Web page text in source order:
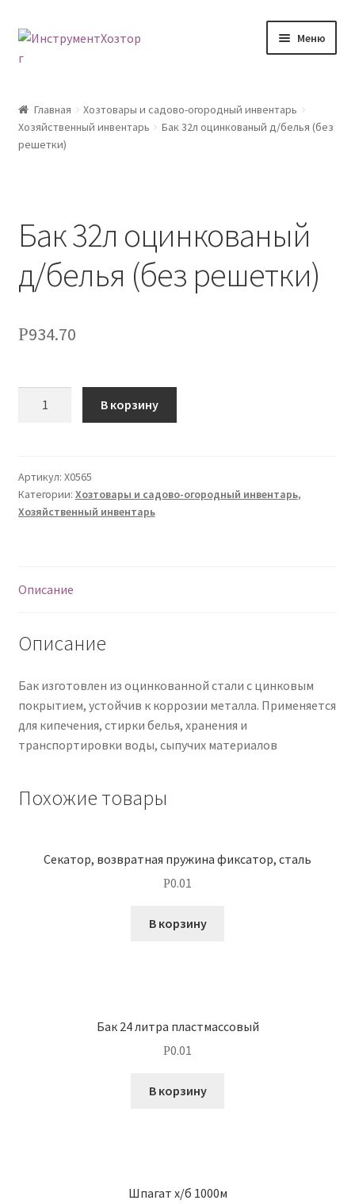
Перейти
Перейти
Меню
Возврат товара
Мой аккаунт
Оформление заказа
Политика конфиденциальности
Скачать прайс
Главная
Хозтовары и садово-огородный инвентарь
Хозяйственный инвентарь
Бак 32л оцинкованый д/белья (без
решетки)
Бак 32л оцинкованый
д/белья (без решетки)
Р934.70
В корзину
Артикул: Х0565
Категории: Хозтовары и садово-огородный инвентарь,
Хозяйственный инвентарь
Описание
Описание
Бак изготовлен из оцинкованной стали с цинковым
покрытием, устойчив к коррозии металла. Применяется
для кипечения, стирки белья, хранения и
транспортировки воды, сыпучих материалов
Похожие товары
Секатор, возвратная пружина фиксатор, сталь
Р0.01
В корзину
Бак 24 литра пластмассовый
Р0.01
В корзину
Шпагат х/б 1000м